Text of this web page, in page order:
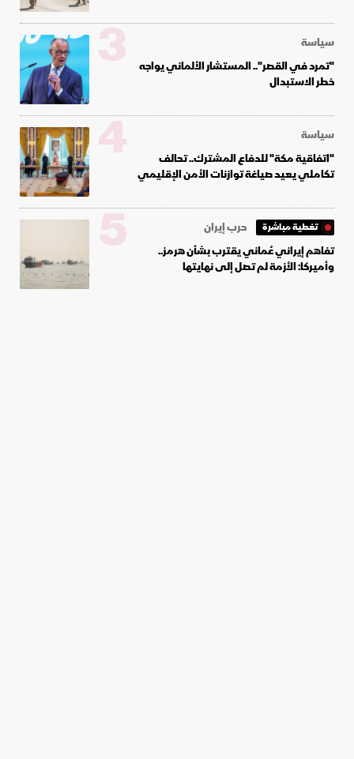
سياسة
"تمرد في القصر".. المستشار الألماني يواجه
خطر الاستبدال
3
سياسة
"اتفاقية مكة" للدفاع المشترك.. تحالف
تكاملي يعيد صياغة توازنات الأمن الإقليمي 4
تغطية مباشرة
حرب إيران
تفاهم إيراني عُماني يقترب بشأن هرمز..
وأميركا: الأزمة لم تصل إلى نهايتها
5